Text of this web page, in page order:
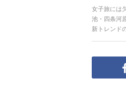
女子旅には
池・四条河
新トレンド